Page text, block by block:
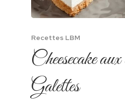
Recettes LBM
Cheesecake
Galettes